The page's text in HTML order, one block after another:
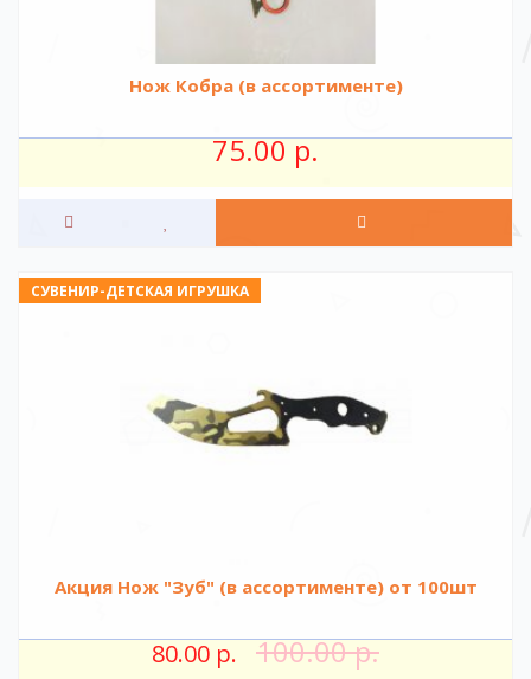
Нож Кобра (в ассортименте)
75.00 р.
СУВЕНИР-ДЕТСКАЯ ИГРУШКА
Акция Нож "Зуб" (в ассортименте) от 100шт
80.00 р. 100.00 р.